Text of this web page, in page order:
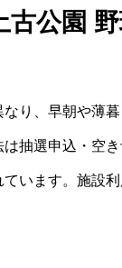
古公園
り、早朝や薄
抽選申込・空
います。施設